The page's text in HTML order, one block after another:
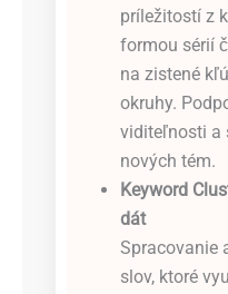
príležitostí z
formou sérií
na zistené
okruhy.
viditeľnosti a
nových tém.
Keyword
dát
Spracovanie
slov, ktoré